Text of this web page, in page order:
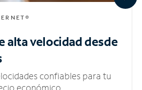
alta velocidaddesde
confiables para tu
económico.